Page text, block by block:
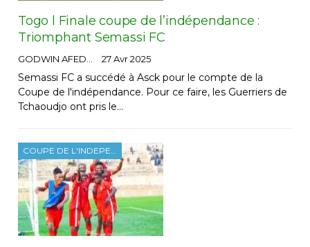
Togo l Finale coupe de l’indépendance :
Triomphant Semassi FC
GODWIN AFEDO 27 Avr 2025
Semassi FC a succédé à Asck pour le compte de la
Coupe de l'indépendance. Pour ce faire, les Guerriers de
Tchaoudjo ont pris le…
COUPE DE L'INDEPENDANCE